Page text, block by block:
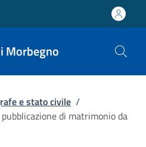
Morbegno
e stato civile /
di matrimonio da